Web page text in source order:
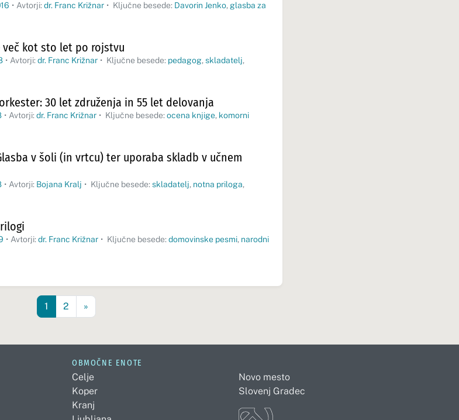
• Avtorji: dr. Franc Križnar • Ključne besede: Davorin Jenko, glasba za
več kot sto let po rojstvu
• Avtorji: dr. Franc Križnar • Ključne besede: pedagog, skladatelj,
30 let združenja in 55 let delovanja
• Avtorji: dr. Franc Križnar • Ključne besede: ocena knjige, komorni
v šoli (in vrtcu) ter uporaba skladb v učnem
• Avtorji: Bojana Kralj • Ključne besede: skladatelj, notna priloga,
• Avtorji: dr. Franc Križnar • Ključne besede: domovinske pesmi, narodni
1 2 »
OBMOČNE ENOTE
Celje
Koper
Kranj
Novo mesto
Slovenj Gradec